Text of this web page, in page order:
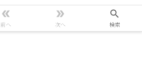

前へ

次へ

検索